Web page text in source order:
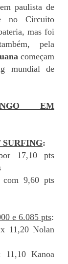
paulista de
no Circuito
mas foi
pela
começam
mundial de
EM
:
17,10 pts
9,60 pts
e 6.085 pts:
11,20 Nolan
Kanoa